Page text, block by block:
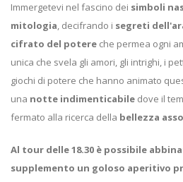
Immergetevi nel fascino dei simboli
mitologia, decifrando i segreti
cifrato del potere che permea ogni
unica che svela gli amori, gli intrighi, i
giochi di potere che hanno animato
una notte indimenticabile dove il
fermato alla ricerca della bellezza
Al tour delle 18.30 è possibile
supplemento un goloso aperitivo